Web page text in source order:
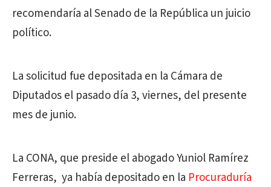
recomendaría al Senado de la República un juicio
político.
La solicitud fue depositada en la Cámara de
Diputados el pasado día 3, viernes, del presente
mes de junio.
La CONA, que preside el abogado Yuniol Ramírez
Ferreras, ya había depositado en la Procuraduría